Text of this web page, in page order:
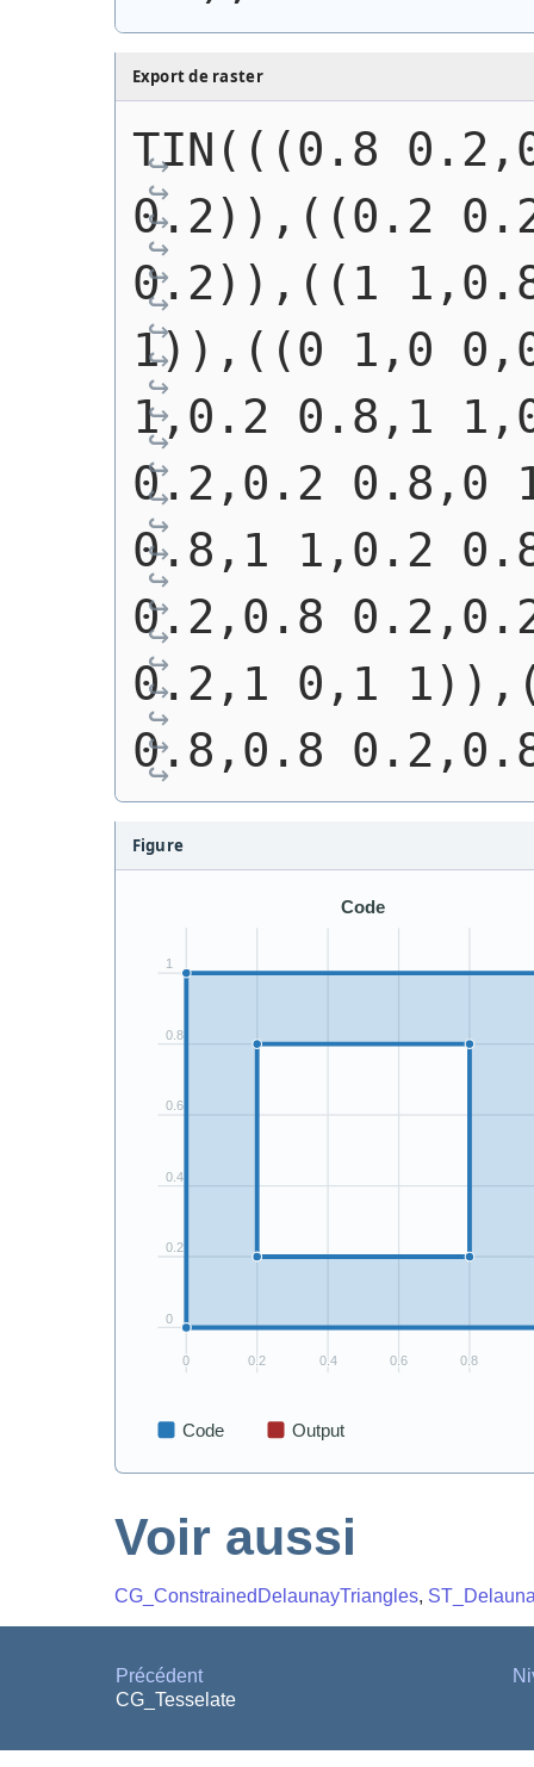
Export de raster
TIN(((0.8
0.2)),((0.2
0.2)),((1
1)),((0 1,0
1,0.2 0.8,1
0.2,0.2 0.8,0
0.8,1 1,0.2
0.2,0.8
0.2,1 0,1
0.8,0.8
Figure
Voir aussi
CG_ConstrainedDelaunayTriangles,
Précédent
CG_Tesselate